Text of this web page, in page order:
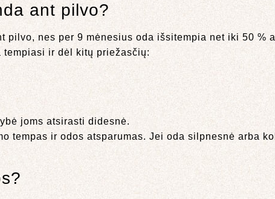
ant pilvo?
nes per 9 mėnesius oda išsitempia net iki 50 %
ir dėl kitų priežasčių:
joms atsirasti didesnė.
tempas ir odos atsparumas. Jei oda silpnesnė arba